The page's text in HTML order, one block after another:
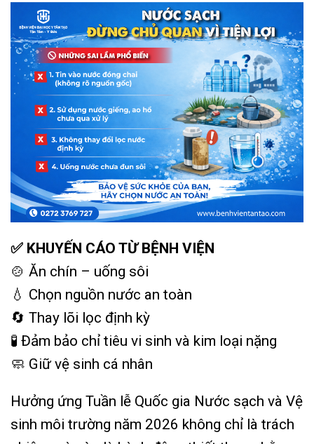
✅ KHUYẾN CÁO TỪ BỆNH VIỆN
🍲 Ăn chín – uống sôi
💧 Chọn nguồn nước an toàn
🔄 Thay lõi lọc định kỳ
🧪 Đảm bảo chỉ tiêu vi sinh và kim loại nặng
🧼 Giữ vệ sinh cá nhân
Hưởng ứng Tuần lễ Quốc gia Nước sạch và Vệ
sinh môi trường năm 2026 không chỉ là trách